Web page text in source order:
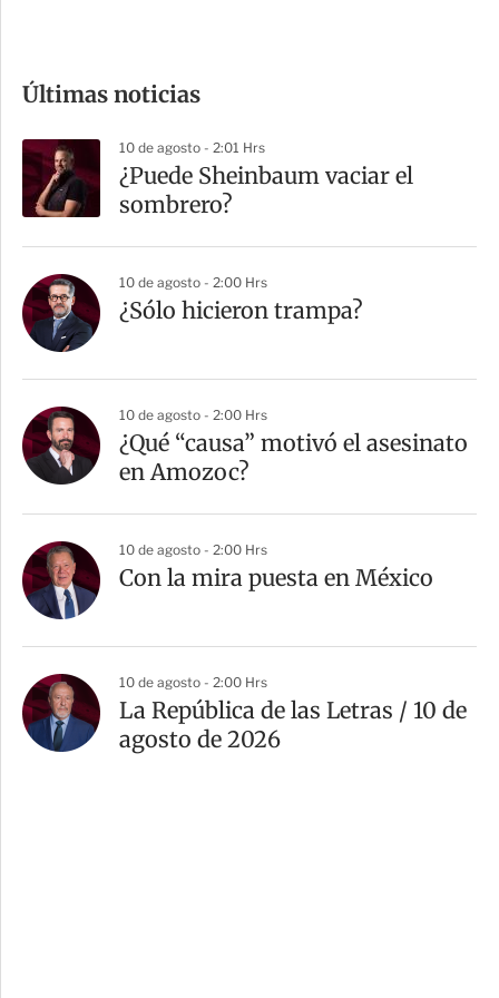
p
a
r
t
Últimas noticias
10 de agosto - 2:01 Hrs
¿Puede Sheinbaum vaciar el
sombrero?
10 de agosto - 2:00 Hrs
¿Sólo hicieron trampa?
10 de agosto - 2:00 Hrs
¿Qué “causa” motivó el asesinato
en Amozoc?
10 de agosto - 2:00 Hrs
Con la mira puesta en México
10 de agosto - 2:00 Hrs
La República de las Letras / 10 de
agosto de 2026